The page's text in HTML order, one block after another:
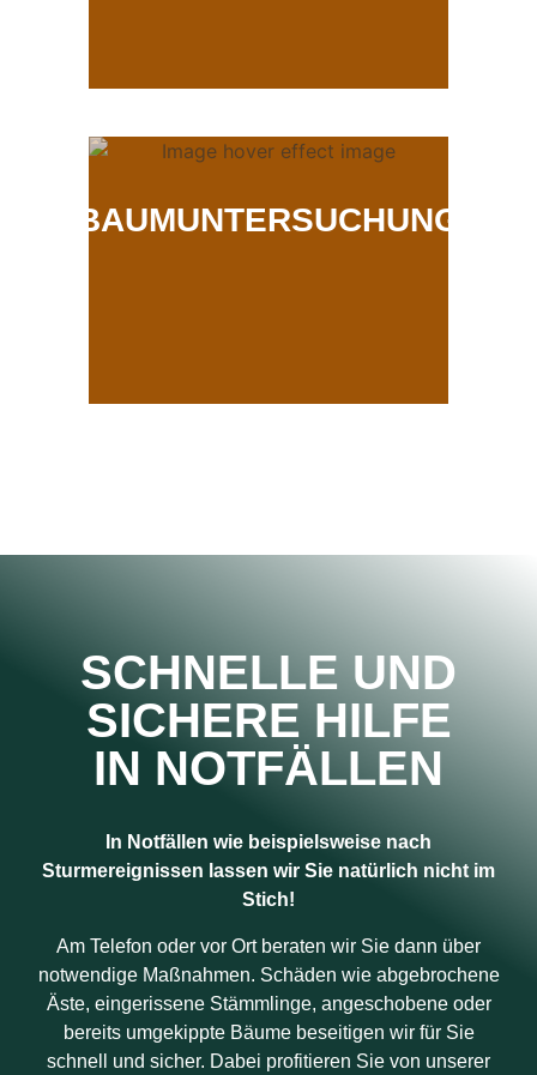
BAUMUNTERSUCHUNG
SCHNELLE UND
SICHERE HILFE
IN NOTFÄLLEN
In Notfällen wie beispielsweise nach
Sturmereignissen lassen wir Sie natürlich nicht im
Stich!
Am Telefon oder vor Ort beraten wir Sie dann über
notwendige Maßnahmen. Schäden wie abgebrochene
Äste, eingerissene Stämmlinge, angeschobene oder
bereits umgekippte Bäume beseitigen wir für Sie
schnell und sicher. Dabei profitieren Sie von unserer